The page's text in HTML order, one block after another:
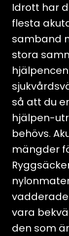
Idrott har
flesta
samband
stora
så att du
hjälpen-
behövs.
mängder
vara
den som